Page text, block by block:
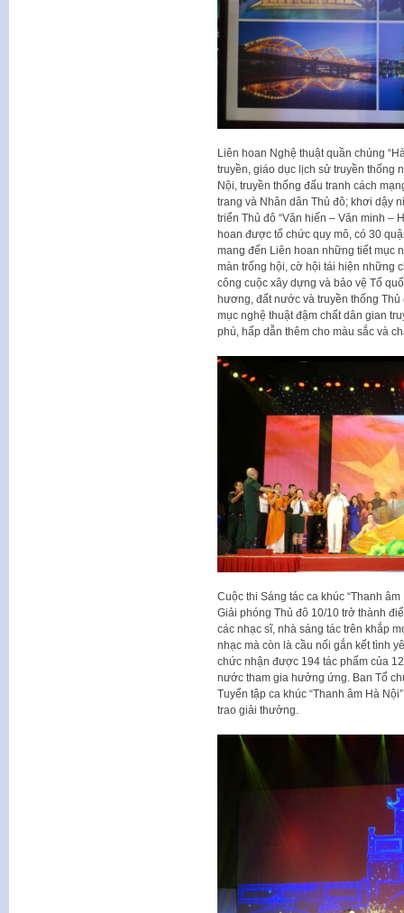
Liên hoan Nghệ thuật quần chúng
truyền, giáo dục lịch sử truyền thống
Nội, truyền thống đấu tranh cách
trang và Nhân dân Thủ đô; khơi dậy
triển Thủ đô “Văn hiến – Văn minh –
hoan được tổ chức quy mô, có 30
mang đến Liên hoan những tiết mục
màn trống hội, cờ hội tái hiện những
công cuộc xây dựng và bảo vệ Tổ
hương, đất nước và truyền thống
mục nghệ thuật đậm chất dân gian
phú, hấp dẫn thêm cho màu sắc và
Cuộc thi Sáng tác ca khúc “Thanh
Giải phóng Thủ đô 10/10 trở thành
các nhạc sĩ, nhà sáng tác trên khắp
nhạc mà còn là cầu nối gắn kết tình
chức nhận được 194 tác phẩm của
nước tham gia hưởng ứng. Ban Tổ
Tuyển tập ca khúc “Thanh âm Hà
trao giải thưởng.